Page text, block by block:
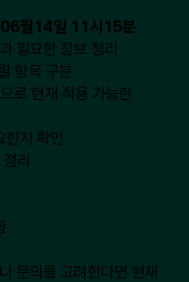
06월14일 11시15분
필요한 정보 정리
항목 구분
로 현재 적용 가능한
한지 확인
리
문의를 고려한다면 현재